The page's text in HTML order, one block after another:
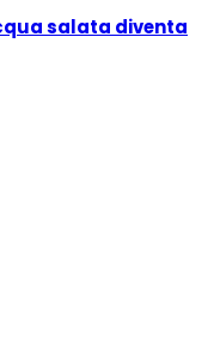
salata diventa